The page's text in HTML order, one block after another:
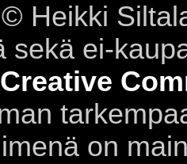
Heikki
sekä ei-
Creative
on